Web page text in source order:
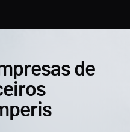
de